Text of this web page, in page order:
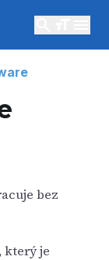
bez
který je